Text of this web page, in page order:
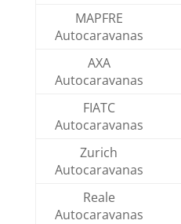
MAPFRE
Autocaravanas
AXA
Autocaravanas
FIATC
Autocaravanas
Zurich
Autocaravanas
Reale
Autocaravanas